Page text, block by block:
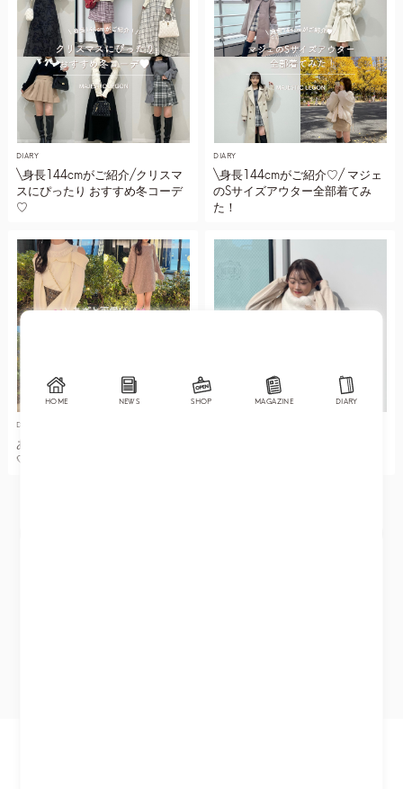
HOME NEWS SHOP MAGAZINE DIARY
DIARY
\身長144cmがご紹介/クリスマ
スにぴったり おすすめ冬コーデ
♡
DIARY
\身長144cmがご紹介♡/ マジェ
のSサイズアウター全部着てみ
た！
DIARY
あざと可愛いフェミニンコーデ
🤍